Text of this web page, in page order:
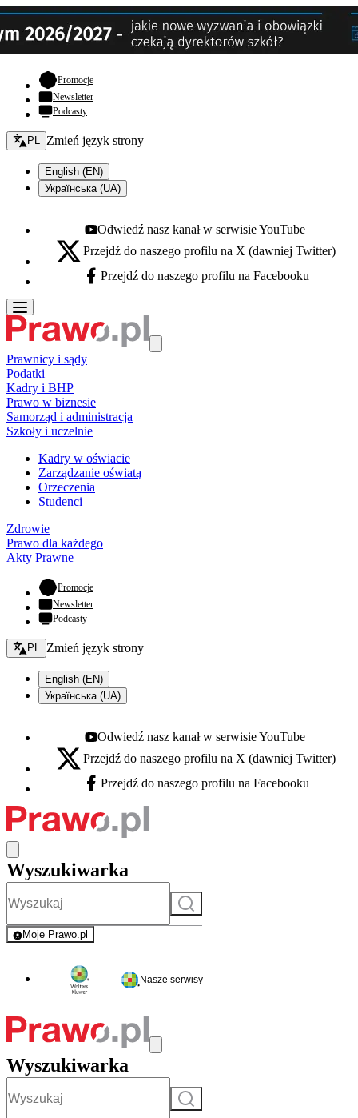
Promocje- otwiera się w nowej karcie
Newsletter
Podcasty
Zmień język - bieżący:
PL Zmień język strony
English (EN)
Українська (UA)
Youtube - otwiera się w nowej karcie
Odwiedź nasz kanał w serwisie YouTube
X - otwiera się w nowej karcie
Przejdź do naszego profilu na X (dawniej Twitter)
Facebook - otwiera się w nowej karcie
Przejdź do naszego profilu na Facebooku
Prawnicy i sądy
Podatki
Kadry i BHP
Prawo w biznesie
Samorząd i administracja
Szkoły i uczelnie
Kadry w oświacie
Zarządzanie oświatą
Orzeczenia
Studenci
Zdrowie
Prawo dla każdego
Akty Prawne
Promocje- otwiera się w nowej karcie
Newsletter
Podcasty
Zmień język - bieżący:
PL Zmień język strony
English (EN)
Українська (UA)
Youtube - otwiera się w nowej karcie
Odwiedź nasz kanał w serwisie YouTube
X - otwiera się w nowej karcie
Przejdź do naszego profilu na X (dawniej Twitter)
Facebook - otwiera się w nowej karcie
Przejdź do naszego profilu na Facebooku
Wyszukiwarka
Szukaj
Moje Prawo.pl
- rejestracja i logowanie do serwisu
Nasze serwisy
Wyszukiwarka
Szukaj